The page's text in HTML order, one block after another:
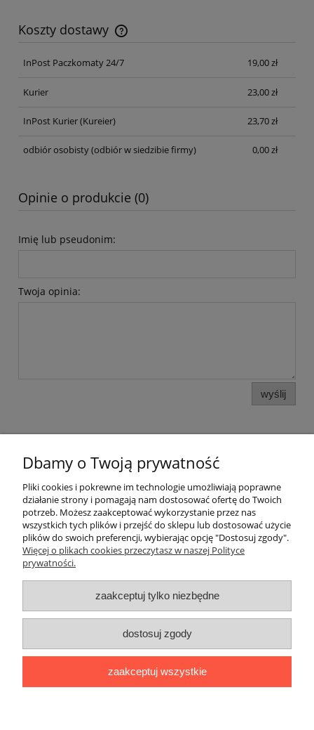
Koszty dostawy
Cena nie zawiera ewentualnych kosztów płatności
InPost Paczkomaty 24/7
19,00 zł
Kurier 23,00 zł
InPost Kurier(Kureier) 23,70 zł
odbiór osobisty(odbiór w siedzibie firmy) 0,00 zł
Opinie o produkcie (0)
Imię lub pseudonim:
Twoja opinia:
wyślij
Moje konto
Płatności i dostawa
Informacje
O nas
Kontakt telefoniczny (od poniedziałku do piątku, w godzinach 8:00-
16:00):510282022,795154139
Dbamy o Twoją prywatność
Pliki cookies i pokrewne im technologie umożliwiają poprawne
działanie strony i pomagają nam dostosować ofertę do Twoich
potrzeb. Możesz zaakceptować wykorzystanie przez nas
wszystkich tych plików i przejść do sklepu lub dostosować użycie
plików do swoich preferencji, wybierając opcję "Dostosuj zgody".
Więcej o plikach cookies przeczytasz w naszej Polityce
prywatności.
zaakceptuj tylko niezbędne
dostosuj zgody
zaakceptuj wszystkie